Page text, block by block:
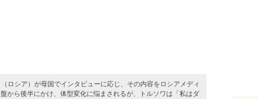
ロシア）が母国でインタビューに応じ、その内容をロシアメディ
から後半にかけ、体型変化に悩まされるが、トルソワは「私はダ